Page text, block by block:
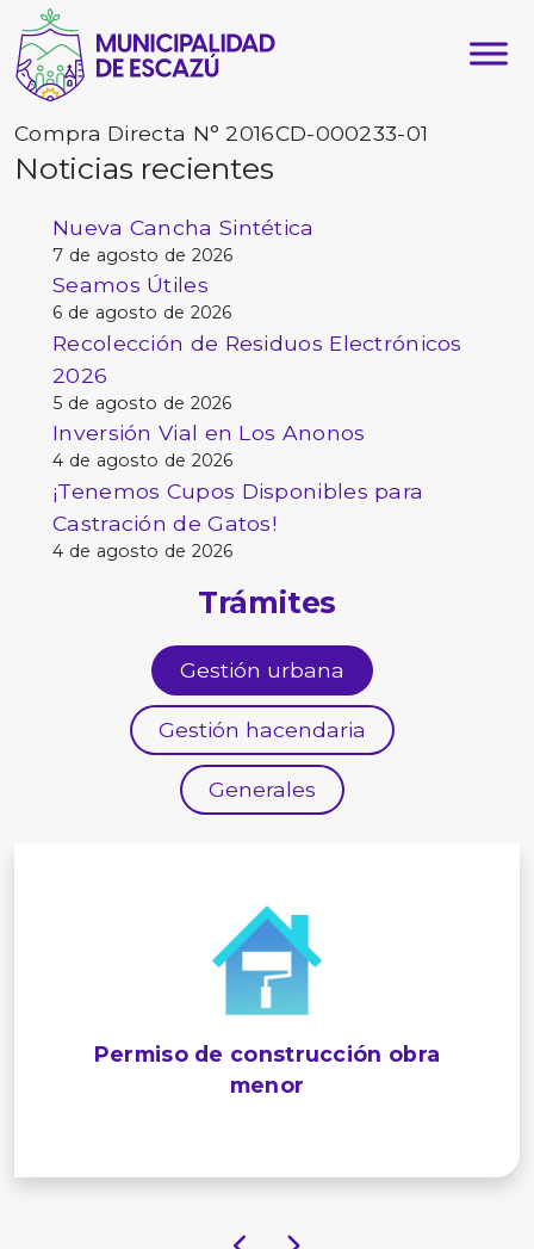
Compra Directa N° 2016CD-000233-01
Noticias recientes
Nueva Cancha Sintética
7 de agosto de 2026
Seamos Útiles
6 de agosto de 2026
Recolección de Residuos Electrónicos
2026
5 de agosto de 2026
Inversión Vial en Los Anonos
4 de agosto de 2026
¡Tenemos Cupos Disponibles para
Castración de Gatos!
4 de agosto de 2026
Trámites
Gestión urbana
Gestión hacendaria
Generales
Permiso de construcción obra
menor